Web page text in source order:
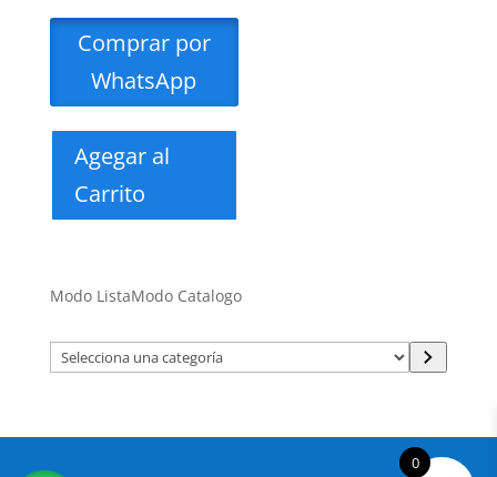
Comprar por
WhatsApp
Agegar al
Carrito
Modo ListaModo Catalogo
Selecciona
una
0